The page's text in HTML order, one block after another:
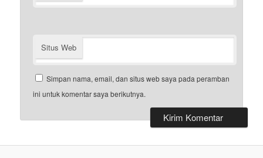
Situs Web
Simpan nama, email, dan situs web saya pada peramban
ini untuk komentar saya berikutnya.